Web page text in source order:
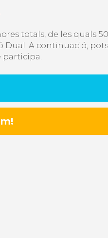
totals, de les quals
Dual. A continuació,
participa.